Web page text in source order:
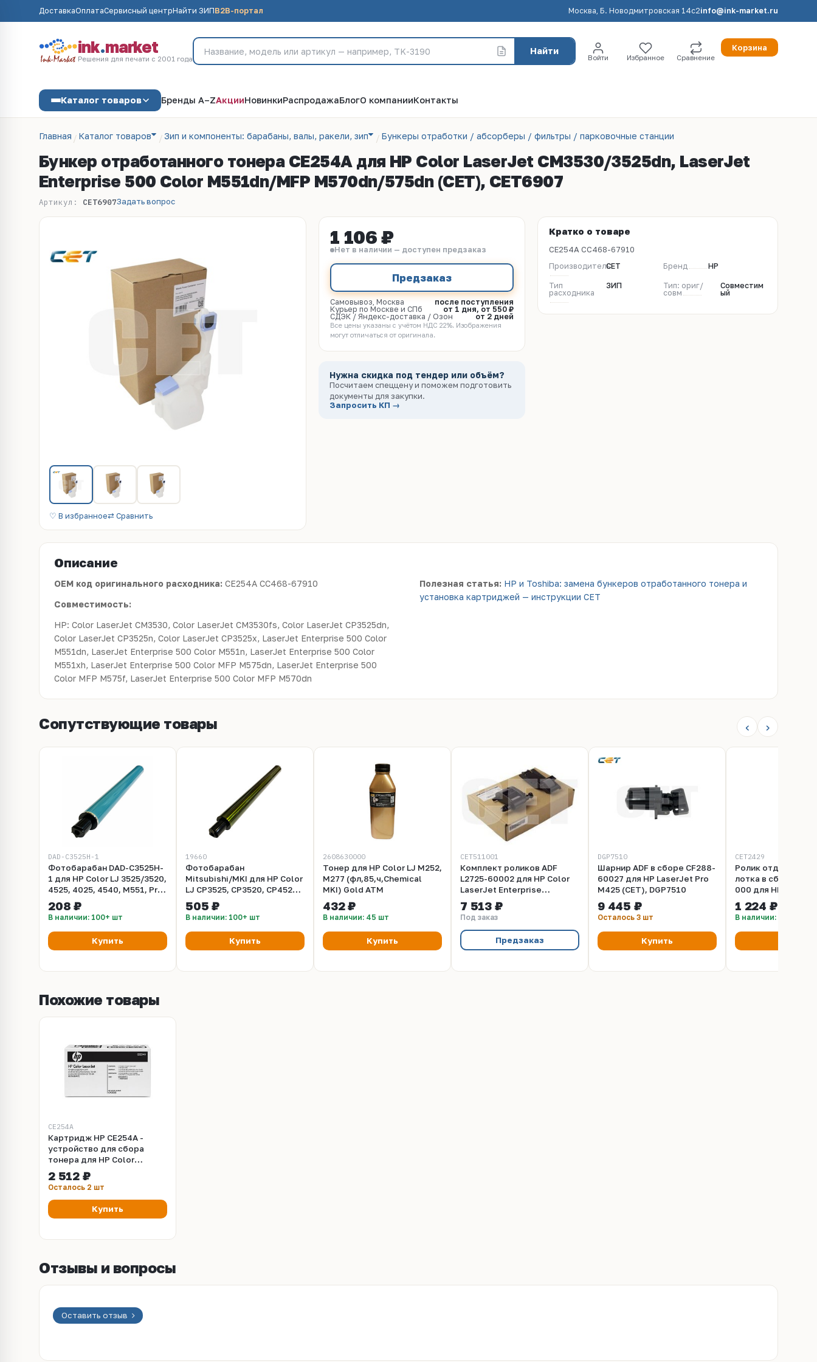
ДоставкаОплатаСервисный центрНайти ЗИПB2B-портал Москва, Б. Новодмитровская 14с2info@ink-market.ru
ink.market
Решения для печати с 2001 года
Найти
Войти Избранное Сравнение
Корзина
Каталог товаров Бренды A–ZАкцииНовинкиРаспродажаБлогО компанииКонтакты
Главная Каталог товаров Зип и компоненты: барабаны, валы, ракели, зип Бункеры отработки / абсорберы / фильтры / парковочные станции
Бункер отработанного тонера CE254A для HP Color LaserJet CM3530/3525dn, LaserJet
Enterprise 500 Color M551dn/MFP M570dn/575dn (CET), CET6907
Артикул: CET6907Задать вопрос
♡ В избранное⇄ Сравнить
1 106 ₽
Нет в наличии — доступен предзаказ
Предзаказ
Самовывоз, Москва
после поступления
Курьер по Москве и СПб
от 1 дня, от 550 ₽
СДЭК / Яндекс-доставка / Озон
от 2 дней
Все цены указаны с учётом НДС 22%. Изображения
могут отличаться от оригинала.
Нужна скидка под тендер или объём?
Посчитаем спеццену и поможем подготовить
документы для закупки.
Запросить КП →
Кратко о товаре
CE254A CC468-67910
ПроизводительCET Бренд HP
Тип
расходника
ЗИП
Тип: ориг/
совм
Совместим
ый
Описание
OEM код оригинального расходника: CE254A CC468-67910
Совместимость:
HP: Color LaserJet CM3530, Color LaserJet CM3530fs, Color LaserJet CP3525dn,
Color LaserJet CP3525n, Color LaserJet CP3525x, LaserJet Enterprise 500 Color
M551dn, LaserJet Enterprise 500 Color M551n, LaserJet Enterprise 500 Color
M551xh, LaserJet Enterprise 500 Color MFP M575dn, LaserJet Enterprise 500
Color MFP M575f, LaserJet Enterprise 500 Color MFP M570dn
Полезная статья: HP и Toshiba: замена бункеров отработанного тонера и
установка картриджей — инструкции CET
Сопутствующие товары ‹ ›
DAD-C3525H-1
Фотобарабан DAD-C3525H-
1 для HP Color LJ 3525/3520,
4525, 4025, 4540, M551, Pro
500/M551, M651, M680,
M570, Canon LBP7700/7750
Golden Green
208 ₽
В наличии: 100+ шт
Купить
19660
Фотобарабан
Mitsubishi/MKI для HP Color
LJ CP3525, CP3520, CP4525,
CP4025, CP4540, CM3530
(19660)
505 ₽
В наличии: 100+ шт
Купить
2608630000
Тонер для HP Color LJ M252,
M277 (фл,85,ч,Chemical
MKI) Gold ATM
432 ₽
В наличии: 45 шт
Купить
CET511001
Комплект роликов ADF
L2725-60002 для HP Color
LaserJet Enterprise
M651n/MFP M680dn (CET),
CET511001
7 513 ₽
Под заказ
Предзаказ
DGP7510
Шарнир ADF в сборе CF288-
60027 для HP LaserJet Pro
M425 (CET), DGP7510
9 445 ₽
Осталось 3 шт
Купить
CET2429
Ролик отделения
лотка в сборе
000 для HP Color
CP3525, M570/
CET2429
1 224 ₽
В наличии: 5 шт
Похожие товары
CE254A
Картридж HP CE254A -
устройство для сбора
тонера для HP Color
LaserJet CM3530, CM3530fs,
CP3525dn, CP3525n,
CP3525x
2 512 ₽
Осталось 2 шт
Купить
Отзывы и вопросы
Оставить отзыв